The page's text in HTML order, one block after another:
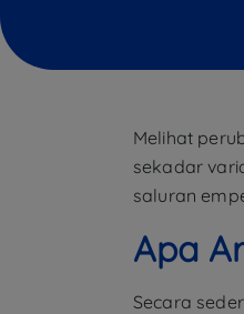
Melihat
sekadar
saluran
Apa
Secara